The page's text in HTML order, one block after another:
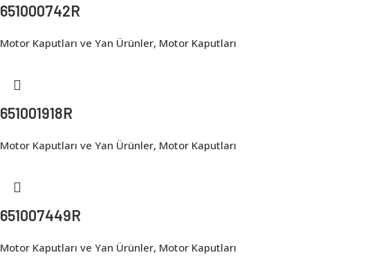
651000742R
Motor Kaputları ve Yan Ürünler, Motor Kaputları
651001918R
Motor Kaputları ve Yan Ürünler, Motor Kaputları
651007449R
Motor Kaputları ve Yan Ürünler, Motor Kaputları